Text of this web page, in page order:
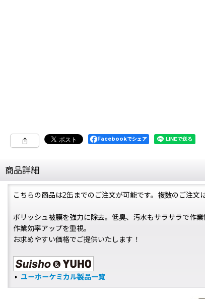
Facebookでシェア
商品詳細
こちらの商品は2缶までのご注文が可能です。複数のご注文
ポリッシュ被膜を強力に除去。低臭、汚水もサラサラで作業
作業効率アップを重視。
お求めやすい価格でご提供いたします！
ユーホーケミカル製品一覧